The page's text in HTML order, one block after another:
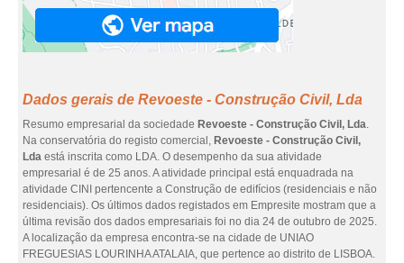
Dados gerais de Revoeste - Construção Civil, Lda
Resumo empresarial da sociedade Revoeste - Construção Civil, Lda.
Na conservatória do registo comercial, Revoeste - Construção Civil,
Lda está inscrita como LDA. O desempenho da sua atividade
empresarial é de 25 anos. A atividade principal está enquadrada na
atividade CINI pertencente a Construção de edifícios (residenciais e não
residenciais). Os últimos dados registados em Empresite mostram que a
última revisão dos dados empresariais foi no dia 24 de outubro de 2025.
A localização da empresa encontra-se na cidade de UNIAO
FREGUESIAS LOURINHA ATALAIA, que pertence ao distrito de LISBOA.